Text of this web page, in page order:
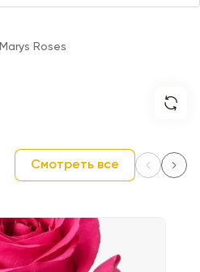
Marys Roses
Смотреть все